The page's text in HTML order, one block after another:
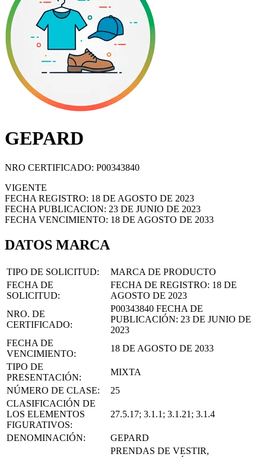
GEPARD
NRO CERTIFICADO: P00343840
VIGENTE
FECHA REGISTRO: 18 DE AGOSTO DE 2023
FECHA PUBLICACION: 23 DE JUNIO DE 2023
FECHA VENCIMIENTO: 18 DE AGOSTO DE 2033
DATOS MARCA
TIPO DE SOLICITUD:
MARCA DE PRODUCTO
FECHA DE
SOLICITUD:
FECHA DE REGISTRO: 18 DE
AGOSTO DE 2023
NRO. DE
CERTIFICADO:
P00343840 FECHA DE
PUBLICACIÓN: 23 DE JUNIO DE
2023
FECHA DE
VENCIMIENTO:
18 DE AGOSTO DE 2033
TIPO DE
PRESENTACIÓN:
MIXTA
NÚMERO DE CLASE:
25
CLASIFICACIÓN DE
LOS ELEMENTOS
FIGURATIVOS:
27.5.17; 3.1.1; 3.1.21; 3.1.4
DENOMINACIÓN: GEPARD
PRENDAS DE VESTIR,